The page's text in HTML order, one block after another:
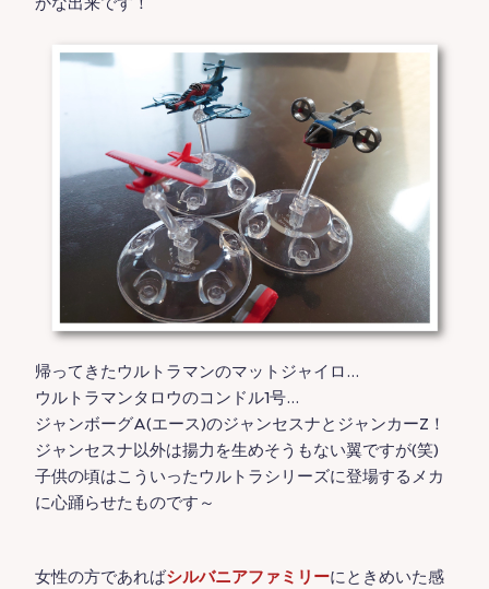
帰ってきたウルトラマンのマットジャイロ…
ウルトラマンタロウのコンドル1号…
ジャンボーグA(エース)のジャンセスナとジャンカーZ！
ジャンセスナ以外は揚力を生めそうもない翼ですが(笑)
子供の頃はこういったウルトラシリーズに登場するメカ
に心踊らせたものです～
女性の方であればシルバニアファミリーにときめいた感